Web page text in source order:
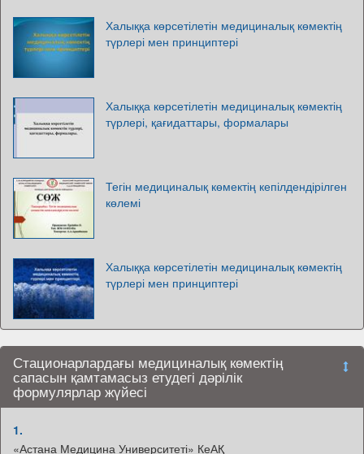
Халыққа көрсетілетін медициналық көмектің
түрлері мен принциптері
Халыққа көрсетілетін медициналық көмектің
түрлері, қағидаттары, формалары
Тегін медициналық көмектің кепілдендірілген
көлемі
Халыққа көрсетілетін медициналық көмектің
түрлері мен принциптері
Стационарлардағы медициналық көмектің
сапасын қамтамасыз етудегі дәрілік
формулярлар жүйесі
1.
«Астана Медицина Университеті» КеАҚ